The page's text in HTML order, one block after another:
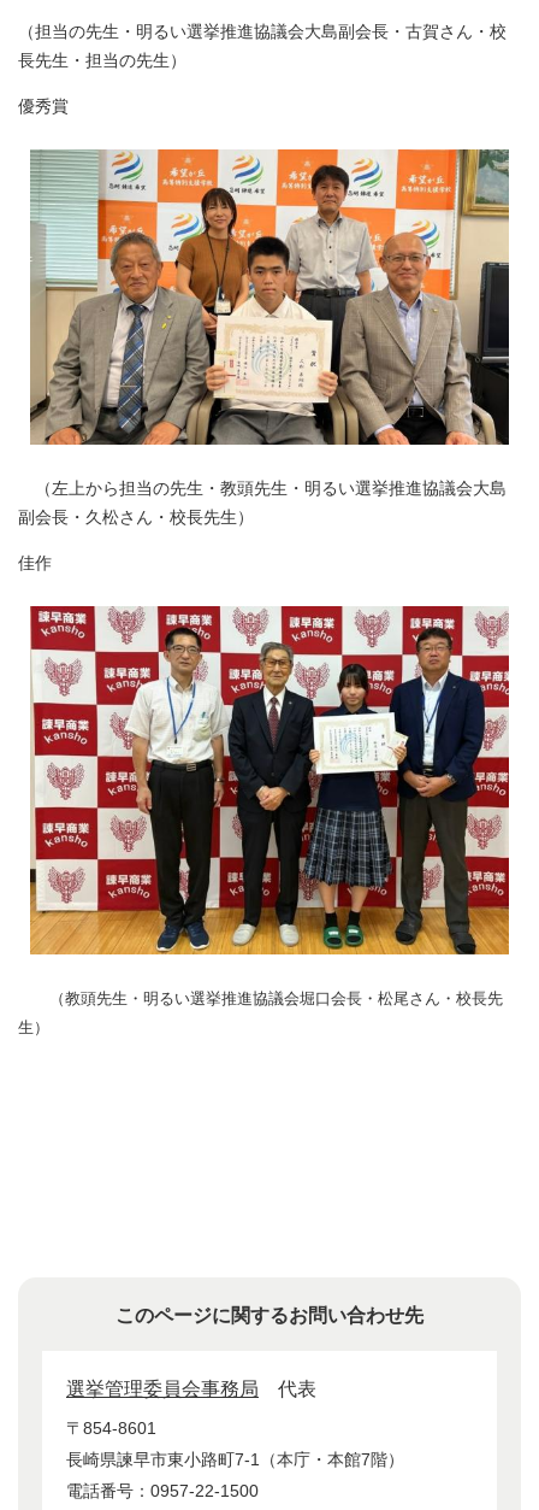
（担当の先生・明るい選挙推進協議会大島副会長・古賀さん・校
長先生・担当の先生）
優秀賞
（左上から担当の先生・教頭先生・明るい選挙推進協議会大島
副会長・久松さん・校長先生）
佳作
（教頭先生・明るい選挙推進協議会堀口会長・松尾さん・校長先
生）
このページに関するお問い合わせ先
選挙管理委員会事務局 代表
〒854-8601
長崎県諫早市東小路町7-1（本庁・本館7階）
電話番号：0957-22-1500